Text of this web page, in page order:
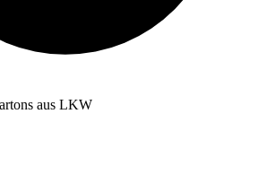
aus LKW